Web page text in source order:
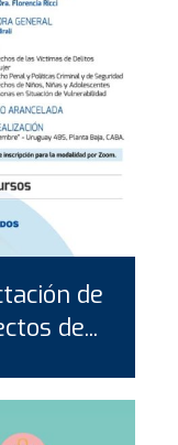
de
de...